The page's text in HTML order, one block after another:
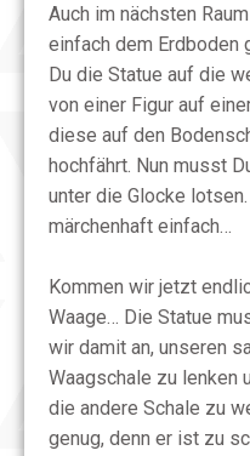
Auch im nächsten
einfach dem Erdboden
Du die Statue auf die
von einer Figur auf
diese auf den
hochfährt. Nun musst
unter die Glocke
märchenhaft einfach…
Kommen wir jetzt
Waage… Die Statue
wir damit an, unseren
Waagschale zu lenken
die andere Schale zu
genug, denn er ist zu